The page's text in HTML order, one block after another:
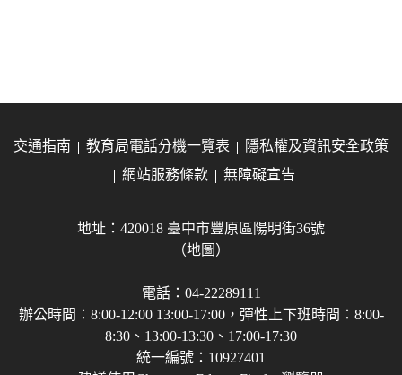
交通指南 教育局電話分機一覽表
隱私權及資訊安全政策
網站服務條款
無障礙宣告
地址：420018 臺中市豐原區陽明街36號
（地圖）
電話：04-22289111
辦公時間：8:00-12:00 13:00-17:00，彈性上下班時間：8:00-
8:30、13:00-13:30、17:00-17:30
統一編號：10927401